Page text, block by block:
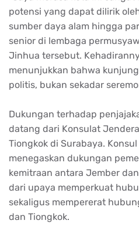
potensi yang dapat dilirik
sumber daya alam hingga
senior di lembaga
Jinhua tersebut.
menunjukkan bahwa
politis, bukan sekadar
Dukungan terhadap
datang dari Konsulat
Tiongkok di Surabaya.
menegaskan dukungan
kemitraan antara Jember
dari upaya memperkuat
sekaligus mempererat
dan Tiongkok.